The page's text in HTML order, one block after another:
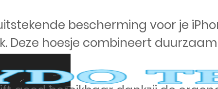
bescherming voor je
Deze hoesje combineert